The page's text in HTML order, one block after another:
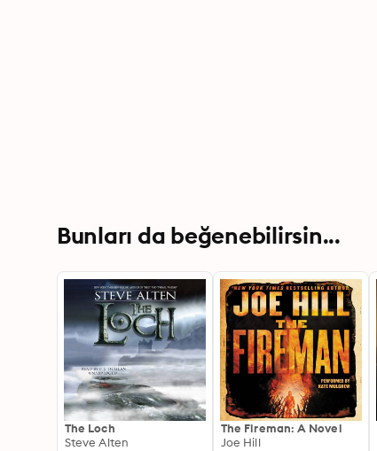
Bunları da beğenebilirsin...
The Loch
Steve Alten
The Fireman: A Novel
Joe Hill